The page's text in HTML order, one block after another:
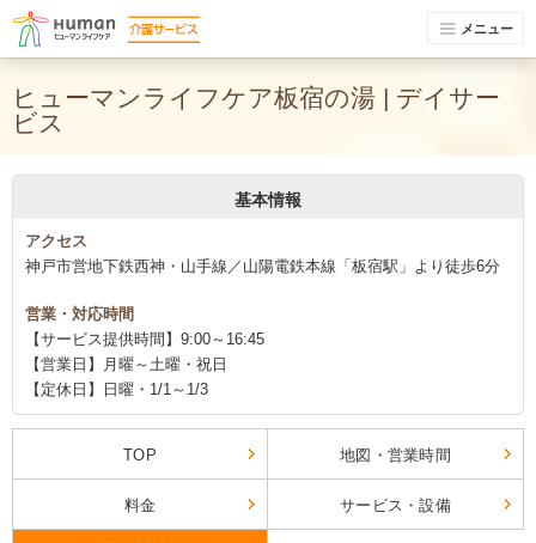
メニュー
ヒューマンライフケア板宿の湯 | デイサー
ビス
基本情報
アクセス
神戸市営地下鉄西神・山手線／山陽電鉄本線「板宿駅」より徒歩6分
営業・対応時間
【サービス提供時間】9:00～16:45
【営業日】月曜～土曜・祝日
【定休日】日曜・1/1～1/3
TOP 地図・営業時間
料金 サービス・設備